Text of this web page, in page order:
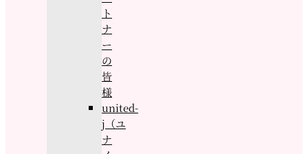
ト
ナ
ー
の
皆
様
united-
j（ユ
ナ